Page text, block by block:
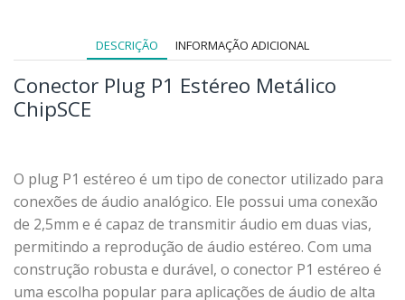
DESCRIÇÃO INFORMAÇÃO ADICIONAL
Conector Plug P1 Estéreo Metálico
ChipSCE
O plug P1 estéreo é um tipo de conector utilizado para
conexões de áudio analógico. Ele possui uma conexão
de 2,5mm e é capaz de transmitir áudio em duas vias,
permitindo a reprodução de áudio estéreo. Com uma
construção robusta e durável, o conector P1 estéreo é
uma escolha popular para aplicações de áudio de alta